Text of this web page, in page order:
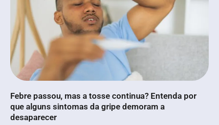
Febre passou, mas a tosse continua? Entenda por
que alguns sintomas da gripe demoram a
desaparecer